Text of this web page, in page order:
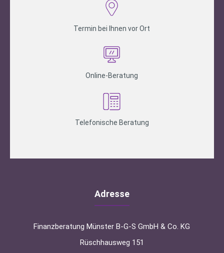
Termin bei Ihnen vor Ort
Online-Beratung
Telefonische Beratung
Adresse
Finanzberatung Münster B-G-S GmbH & Co. KG
Rüschhausweg 151